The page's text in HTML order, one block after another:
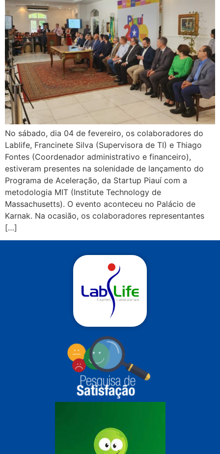
No sábado, dia 04 de fevereiro, os colaboradores do
Lablife, Francinete Silva (Supervisora de TI) e Thiago
Fontes (Coordenador administrativo e financeiro),
estiveram presentes na solenidade de lançamento do
Programa de Aceleração, da Startup Piauí com a
metodologia MIT (Institute Technology de
Massachusetts). O evento aconteceu no Palácio de
Karnak. Na ocasião, os colaboradores representantes
[…]